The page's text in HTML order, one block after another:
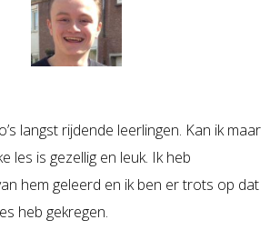
langst rijdende leerlingen. Kan ik maar
les is gezellig en leuk. Ik heb
hem geleerd en ik ben er trots op dat
heb gekregen.